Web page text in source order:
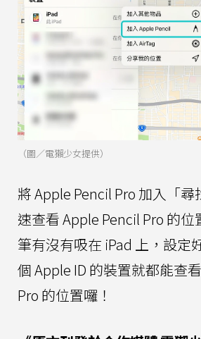
（圖／電獺少女提供）
將 Apple Pencil Pro 加入「
速查看 Apple Pencil Pro 的
筆有沒有吸在 iPad 上，設定
個 Apple ID 的裝置就都能查
Pro 的位置囉！